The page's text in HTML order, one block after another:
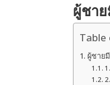
ผู้ชา
ผู้ชาย